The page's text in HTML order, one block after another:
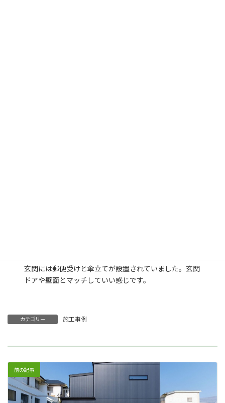
玄関には郵便受けと傘立てが設置されていました。玄関
ドアや壁面とマッチしていい感じです。
カテゴリー 施工事例
前の記事